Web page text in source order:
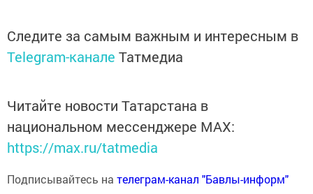
Следите за самым важным и интересным в
Telegram-канале Татмедиа
Читайте новости Татарстана в
национальном мессенджере MАХ:
https://max.ru/tatmedia
Подписывайтесь на телеграм-канал "Бавлы-информ"